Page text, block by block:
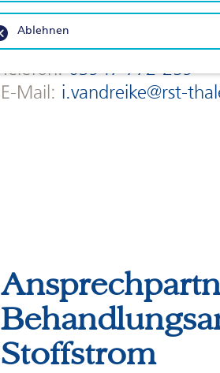
Verantwortlicher
Ingo Vandreike
Telefon:03947 772-259
E-Mail: i.vandreike@rst-
Stoffstrom
Ablehnen